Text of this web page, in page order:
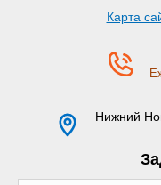
Карта
Нижний